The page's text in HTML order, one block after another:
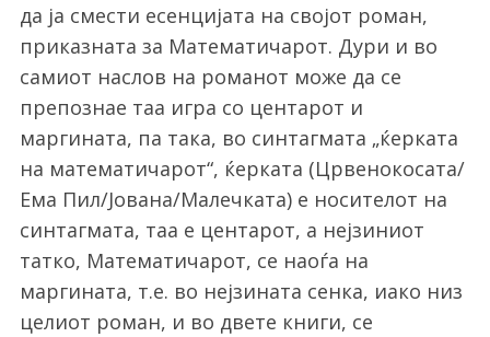
да ја смести есенцијата на својот роман,
приказната за Математичарот. Дури и во
самиот наслов на романот може да се
препознае таа игра со центарот и
маргината, па така, во синтагмата „ќерката
на математичарот“, ќерката (Црвенокосата/
Ема Пил/Јована/Малечката) е носителот на
синтагмата, таа е центарот, а нејзиниот
татко, Математичарот, се наоѓа на
маргината, т.е. во нејзината сенка, иако низ
целиот роман, и во двете книги, се